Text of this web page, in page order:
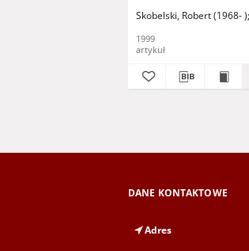
Skobelski, Robert (1968- )
1999
artykuł
DANE KONTAKTOWE
Adres